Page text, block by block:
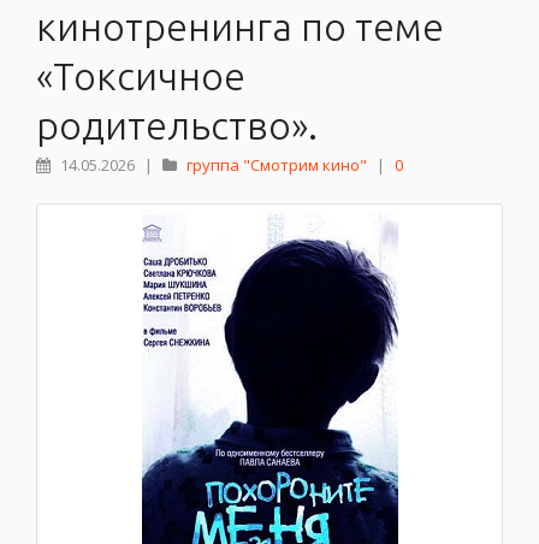
кинотренинга по теме
«Токсичное
родительство».
14.05.2026 | группа "Смотрим кино" | 0